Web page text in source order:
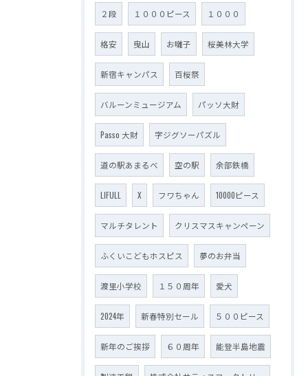
２段 １０００ピース １０００
格安 曳山 お囃子 桜美林大学
新宿キャンパス 百桜祭
バルーンミュージアム パッソ大財
Passo 大財 字ジグソーパズル
道の駅あまるべ 空の駅 余部鉄橋
LIFULL X フワちゃん 10000ピース
マルチタレント クリスマスキャンペーン
ふくいこどもホスピス 夢のお弁当
渡里小学校 １５０周年 愛犬
2024年 新春特別セール ５００ピース
新年のご挨拶 ６０周年 能登半島地震